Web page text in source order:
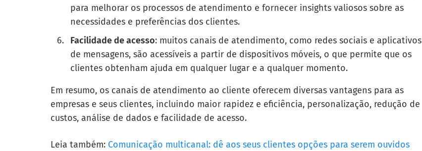
para melhorar os processos de atendimento e fornecer insights valiosos sobre as
necessidades e preferências dos clientes.
Facilidade de acesso: muitos canais de atendimento, como redes sociais e aplicativos
de mensagens, são acessíveis a partir de dispositivos móveis, o que permite que os
clientes obtenham ajuda em qualquer lugar e a qualquer momento.
Em resumo, os canais de atendimento ao cliente oferecem diversas vantagens para as
empresas e seus clientes, incluindo maior rapidez e eficiência, personalização, redução de
custos, análise de dados e facilidade de acesso.
Leia também: Comunicação multicanal: dê aos seus clientes opções para serem ouvidos